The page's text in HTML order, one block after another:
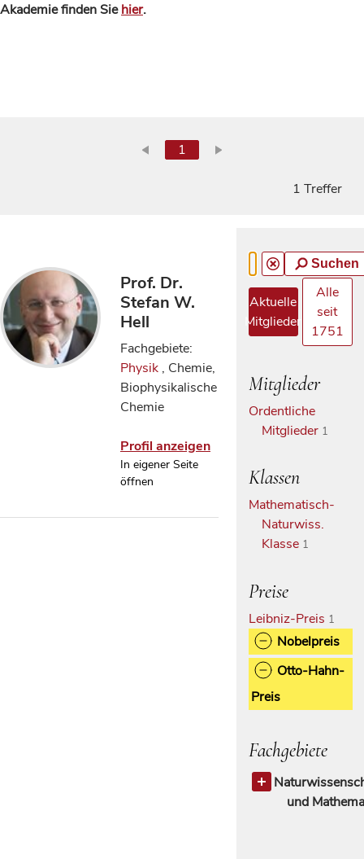
Akademie finden Siehier.
1
1 Treffer
Prof. Dr.
Stefan W.
Hell
Fachgebiete:
Physik , Chemie,
Biophysikalische
Chemie
Profil anzeigen
In eigener Seite
öffnen
Suchen
Aktuelle
Mitglieder
Alle
seit
1751
Mitglieder
Ordentliche
Mitglieder 1
Klassen
Mathematisch-
Naturwiss.
Klasse 1
Preise
Leibniz-Preis 1
Nobelpreis
Otto-Hahn-
Preis
Fachgebiete
und